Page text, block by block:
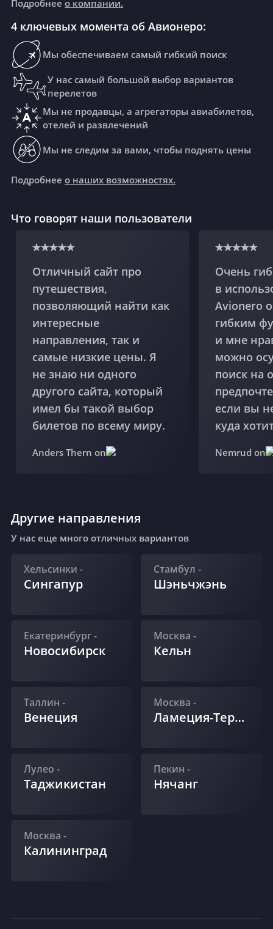
Подробнее о компании.
4 ключевых момента об Авионеро:
Мы обеспечиваем самый гибкий поиск
У нас самый большой выбор вариантов
перелетов
Мы не продавцы, а агрегаторы авиабилетов,
отелей и развлечений
Мы не следим за вами, чтобы поднять цены
Подробнее о наших возможностях.
Что говорят наши пользователи
Отличный сайт про
путешествия,
позволяющий найти как
интересные
направления, так и
самые низкие цены. Я
не знаю ни одного
другого сайта, который
имел бы такой выбор
билетов по всему миру.
Anders Thern on
Очень
в
Avionero
гибким
и мне
можно
поиск на
если вы
куда
Nemrud on
Другие направления
У нас еще много отличных вариантов
Хельсинки -
Сингапур
Стамбул -
Шэньчжэнь
Екатеринбург-
Новосибирск
Москва -
Кельн
Таллин -
Венеция
Москва -
Ламеция-Терме
Лулео -
Таджикистан
Пекин -
Нячанг
Москва -
Калининград